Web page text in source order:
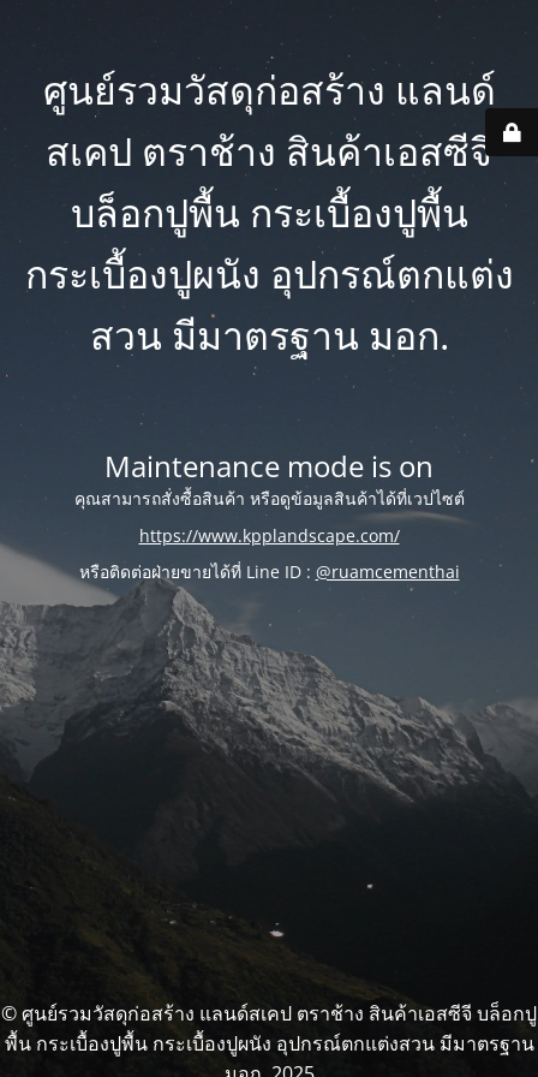
ศูนย์รวมวัสดุก่อสร้าง แลนด์
สเคป ตราช้าง สินค้าเอสซีจี
บล็อกปูพื้น กระเบื้องปูพื้น
กระเบื้องปูผนัง อุปกรณ์ตกแต่ง
สวน มีมาตรฐาน มอก.
Maintenance mode is on
คุณสามารถสั่งซื้อสินค้า หรือดูข้อมูลสินค้าได้ที่เวปไซต์
https://www.kpplandscape.com/
หรือติดต่อฝ่ายขายได้ที่ Line ID : @ruamcementhai
© ศูนย์รวมวัสดุก่อสร้าง แลนด์สเคป ตราช้าง สินค้าเอสซีจี บล็อกปู
พื้น กระเบื้องปูพื้น กระเบื้องปูผนัง อุปกรณ์ตกแต่งสวน มีมาตรฐาน